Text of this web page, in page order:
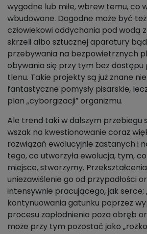
wygodne lub miłe, wbrew temu, co
wbudowane. Dogodne może być
człowiekowi oddychania pod wodą
skrzeli albo sztucznej aparatury
przebywania na bezpowietrznych
obywania się przy tym bez
tlenu. Takie projekty są już znane
fantastyczne pomysły pisarskie,
plan „cyborgizacji” organizmu.
Ale trend taki w dalszym przebiegu
wszak na kwestionowanie coraz
rozwiązań ewolucyjnie zastanych i
tego, co utworzyła ewolucja, tym,
miejsce, stworzymy.
uniezawiślenie go od przypadłości
intensywnie pracującego, jak serce;
kontynuowania gatunku poprzez
procesu zapłodnienia poza obręb
może przy tym pozostać jako